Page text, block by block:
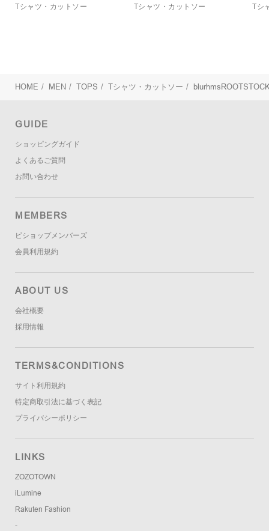
Tシャツ・カットソー Tシャツ・カットソー Tシ
HOME / MEN / TOPS / Tシャツ・カットソー /
GUIDE
ショッピングガイド
よくあるご質問
お問い合わせ
MEMBERS
ビショップメンバーズ
会員利用規約
ABOUT US
会社概要
採用情報
TERMS&CONDITIONS
サイト利用規約
特定商取引法に基づく表記
プライバシーポリシー
LINKS
ZOZOTOWN
iLumine
Rakuten Fashion
-